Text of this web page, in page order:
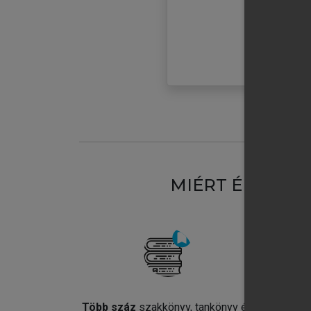
MIÉRT
Több száz szakkönyv, tankönyv és